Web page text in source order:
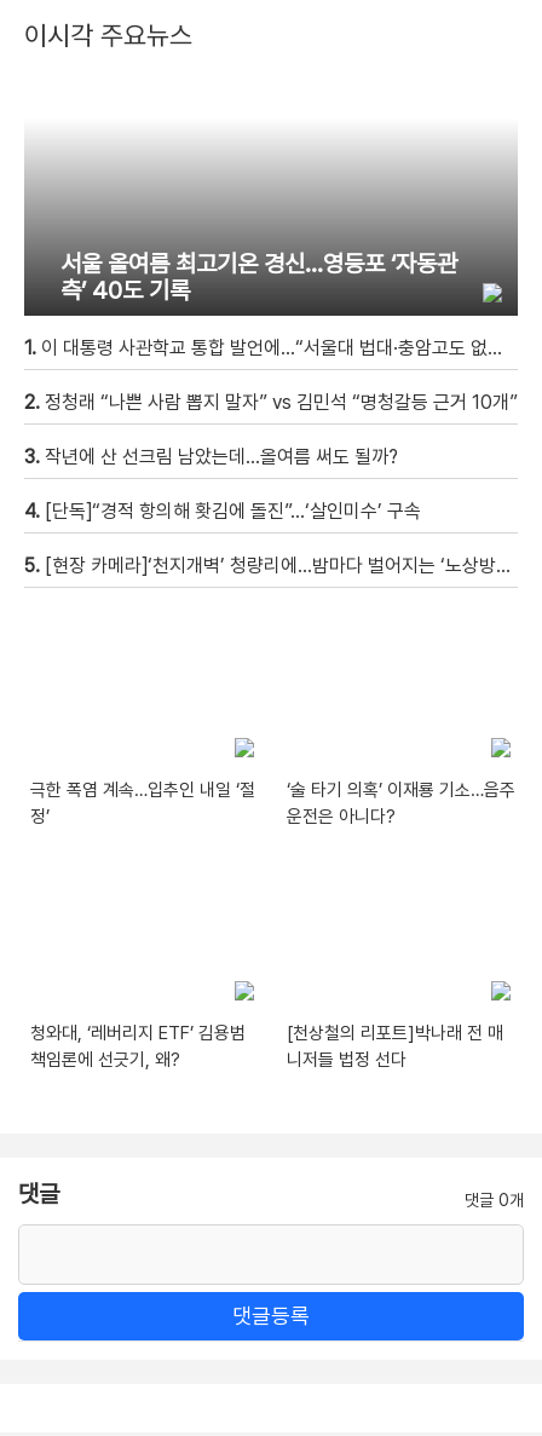
이시각 주요뉴스
서울 올여름 최고기온 경신…영등포 ‘자동관
측’ 40도 기록
1. 이 대통령 사관학교 통합 발언에…“서울대 법대·충암고도 없애나”
2. 정청래 “나쁜 사람 뽑지 말자” vs 김민석 “명청갈등 근거 10개”
3. 작년에 산 선크림 남았는데…올여름 써도 될까?
4. [단독]“경적 항의해 홧김에 돌진”…‘살인미수’ 구속
5. [현장 카메라]‘천지개벽’ 청량리에…밤마다 벌어지는 ‘노상방뇨 전쟁’
극한 폭염 계속…입추인 내일 ‘절
정’
‘술 타기 의혹’ 이재룡 기소…음주
운전은 아니다?
청와대, ‘레버리지 ETF’ 김용범
책임론에 선긋기, 왜?
[천상철의 리포트]박나래 전 매
니저들 법정 선다
댓글 댓글 0개
댓글등록